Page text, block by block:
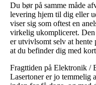
Du bør på samme måde
levering hjem til dig eller
viser sig som oftest en
virkelig ukompliceret.
er utvivlsomt selv at
at du befinder dig med
Fragttiden på Elektronik /
Lasertoner er jo temmelig